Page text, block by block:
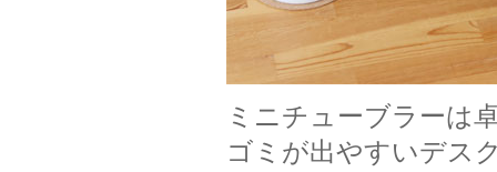
ミニチューブラーは
ゴミが出やすいデス